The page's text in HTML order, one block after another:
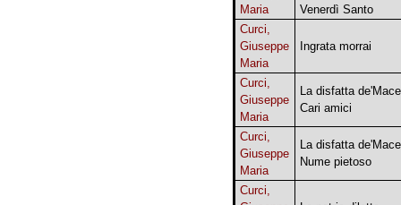
Maria
Venerdì Santo
Curci,
Giuseppe
Maria
Ingrata morrai
Curci,
Giuseppe
Maria
La disfatta
Cari amici
Curci,
Giuseppe
Maria
La disfatta
Nume pietoso
Curci,